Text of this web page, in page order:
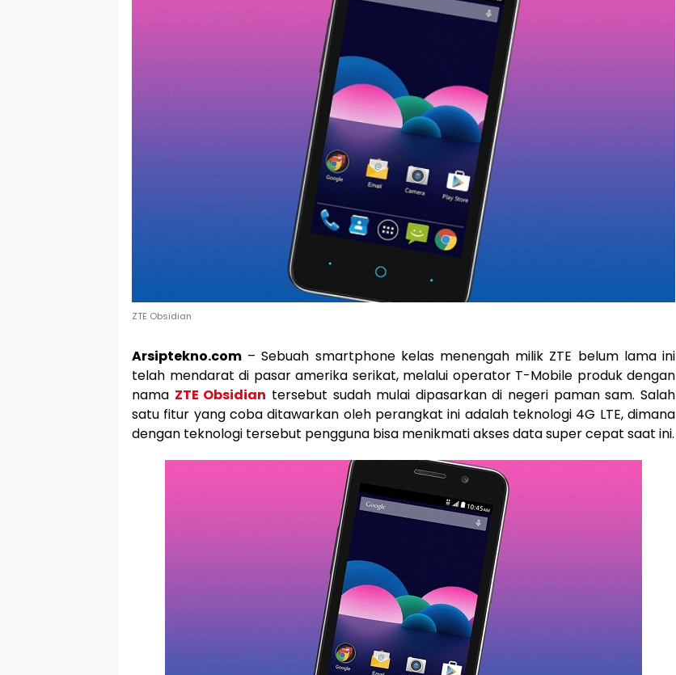
ZTE Obsidian
Arsiptekno.com – Sebuah smartphone kelas menengah milik ZTE belum lama ini
telah mendarat di pasar amerika serikat, melalui operator T-Mobile produk dengan
nama ZTE Obsidian tersebut sudah mulai dipasarkan di negeri paman sam. Salah
satu fitur yang coba ditawarkan oleh perangkat ini adalah teknologi 4G LTE, dimana
dengan teknologi tersebut pengguna bisa menikmati akses data super cepat saat ini.